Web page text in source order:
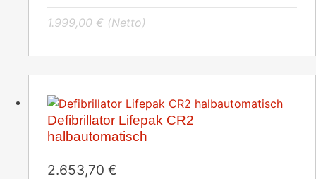
1.999,00 € (Netto)
Defibrillator Lifepak CR2
halbautomatisch
2.653,70 €